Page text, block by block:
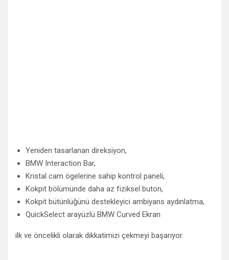
Yeniden tasarlanan direksiyon,
BMW Interaction Bar,
Kristal cam ögelerine sahip kontrol paneli,
Kokpit bölümünde daha az fiziksel buton,
Kokpit bütünlüğünü destekleyici ambiyans aydınlatma,
QuickSelect arayüzlü BMW Curved Ekran
ilk ve öncelikli olarak dikkatimizi çekmeyi başarıyor.